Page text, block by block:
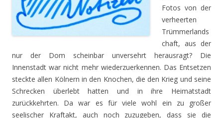
Fotos von der
verheerten
Trümmerlands
chaft, aus der
nur der Dom scheinbar unversehrt herausragt? Die
Innenstadt war nicht mehr wiederzuerkennen. Das Entsetzen
steckte allen Kölnern in den Knochen, die den Krieg und seine
Schrecken überlebt hatten und in ihre Heimatstadt
zurückkehrten. Da war es für viele wohl ein zu großer
seelischer Kraftakt, auch noch zuzugeben, dass sie die